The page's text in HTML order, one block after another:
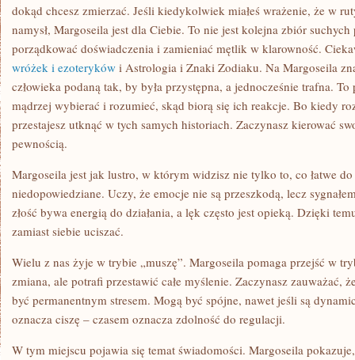
dokąd chcesz zmierzać. Jeśli kiedykolwiek miałeś wrażenie, że w
namysł, Margoseila jest dla Ciebie. To nie jest kolejna zbiór
porządkować doświadczenia i zamieniać mętlik w klarowność.
wróżek i ezoteryków i Astrologia i Znaki Zodiaku. Na Margoseila
człowieka podaną tak, by była przystępna, a jednocześnie trafna.
mądrzej wybierać i rozumieć, skąd biorą się ich reakcje. Bo kiedy
przestajesz utknąć w tych samych historiach. Zaczynasz kierować
pewnością.
Margoseila jest jak lustro, w którym widzisz nie tylko to, co łatwe
niedopowiedziane. Uczy, że emocje nie są przeszkodą, lecz
złość bywa energią do działania, a lęk często jest opieką. Dzięki
zamiast siebie uciszać.
Wielu z nas żyje w trybie „muszę”. Margoseila pomaga przejść w
zmiana, ale potrafi przestawić całe myślenie. Zaczynasz zauważać,
być permanentnym stresem. Mogą być spójne, nawet jeśli są
oznacza ciszę – czasem oznacza zdolność do regulacji.
W tym miejscu pojawia się temat świadomości. Margoseila